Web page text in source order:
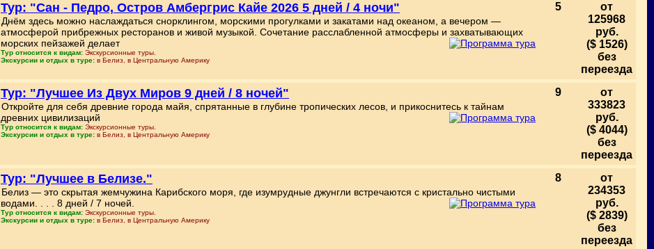
Тур: "Сан - Педро, Остров Амбергрис Кайе 2026 5 дней / 4 ночи"
Днём здесь можно наслаждаться снорклингом, морскими прогулками и закатами над океаном, а вечером —
атмосферой прибрежных ресторанов и живой музыкой. Сочетание расслабленной атмосферы и захватывающих
морских пейзажей делает
Тур относится к видам: Экскурсионные туры.
Экскурсии и отдых в туре: в Белиз, в Центральную Америку
5
от
125968
руб.
($ 1526)
без
переезда
Тур: "Лучшее Из Двух Миров 9 дней / 8 ночей"
Откройте для себя древние города майя, спрятанные в глубине тропических лесов, и прикоснитесь к тайнам
древних цивилизаций
Тур относится к видам: Экскурсионные туры.
Экскурсии и отдых в туре: в Белиз, в Центральную Америку
9
от
333823
руб.
($ 4044)
без
переезда
Тур: "Лучшее в Белизе."
Белиз — это скрытая жемчужина Карибского моря, где изумрудные джунгли встречаются с кристально чистыми
водами. . . . 8 дней / 7 ночей.
Тур относится к видам: Экскурсионные туры.
Экскурсии и отдых в туре: в Белиз, в Центральную Америку
8
от
234353
руб.
($ 2839)
без
переезда